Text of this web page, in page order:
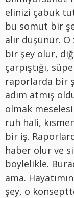
elinizi çabuk
bu somut bir
alır düşünür.
bir şey olur,
çarpıştığı,
raporlarda bir
adım atmış
olmak
ruh hali,
bir iş.
haber olur ve
böylelikle.
ama.
şey, o